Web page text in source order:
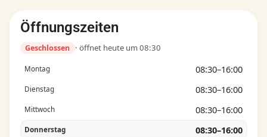
Öffnungszeiten
Geschlossen · öffnet heute um 08:30
Montag 08:30–16:00
Dienstag 08:30–16:00
Mittwoch 08:30–16:00
Donnerstag 08:30–16:00